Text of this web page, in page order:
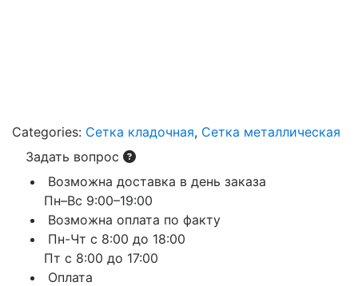
Categories: Сетка кладочная, Сетка металлическая
Задать вопрос
Возможна доставка в день заказа
Пн–Вс 9:00–19:00
Возможна оплата по факту
Пн-Чт с 8:00 до 18:00
Пт с 8:00 до 17:00
Оплата